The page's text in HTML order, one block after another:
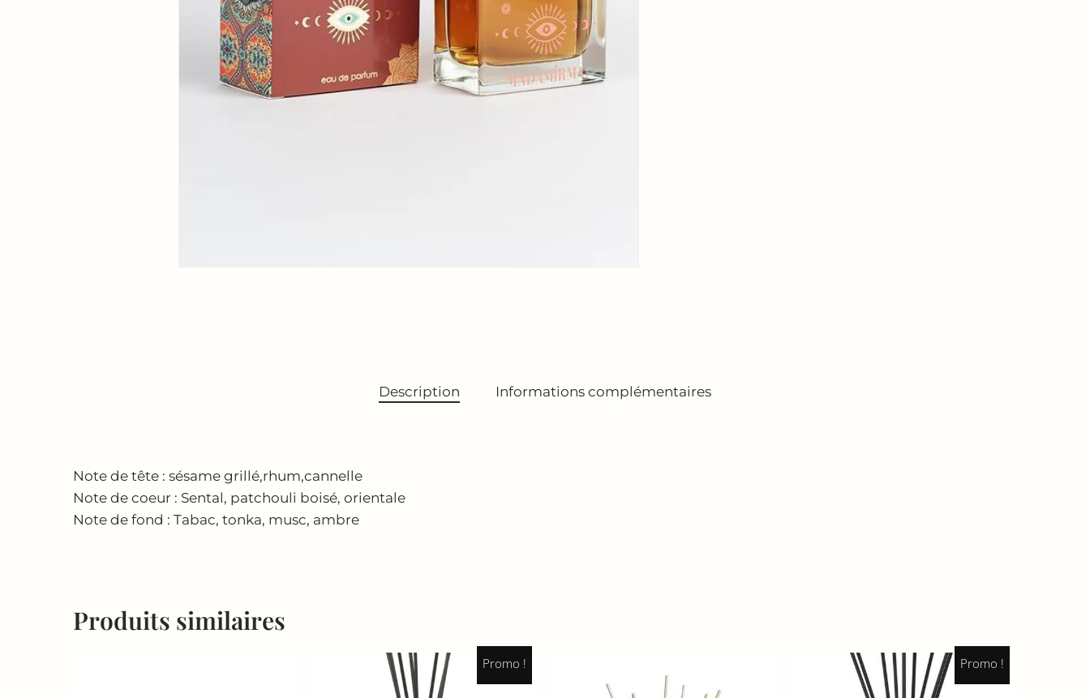
Description Informations complémentaires
Note de tête : sésame grillé,rhum,cannelle
Note de coeur : Sental, patchouli boisé, orientale
Note de fond : Tabac, tonka, musc, ambre
Produits similaires
Promo ! Promo !